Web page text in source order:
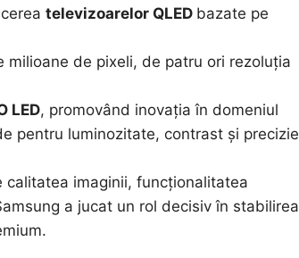
televizoarelor QLED bazate pe
milioane de pixeli, de patru ori rezoluția
LED, promovând inovația în domeniul
pentru luminozitate, contrast și precizie
imaginii, funcționalitatea
a jucat un rol decisiv în stabilirea